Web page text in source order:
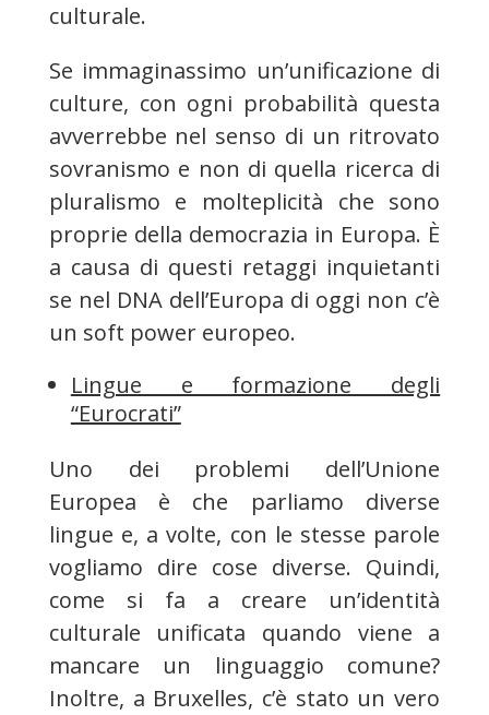
culturale.
Se immaginassimo un’unificazione di
culture, con ogni probabilità questa
avverrebbe nel senso di un ritrovato
sovranismo e non di quella ricerca di
pluralismo e molteplicità che sono
proprie della democrazia in Europa. È
a causa di questi retaggi inquietanti
se nel DNA dell’Europa di oggi non c’è
un soft power europeo.
Lingue e formazione degli
“Eurocrati”
Uno dei problemi dell’Unione
Europea è che parliamo diverse
lingue e, a volte, con le stesse parole
vogliamo dire cose diverse. Quindi,
come si fa a creare un’identità
culturale unificata quando viene a
mancare un linguaggio comune?
Inoltre, a Bruxelles, c’è stato un vero